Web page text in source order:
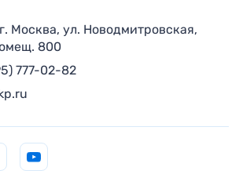
Москва, ул. Новодмитровская,
800
777-02-82